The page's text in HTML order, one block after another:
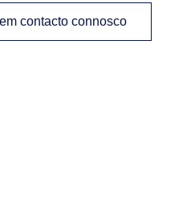
contacto connosco